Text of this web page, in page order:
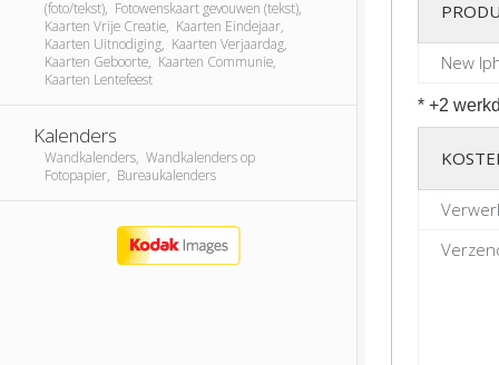
(foto/tekst), Fotowenskaart gevouwen (tekst),
Kaarten Vrije Creatie, Kaarten Eindejaar,
Kaarten Uitnodiging, Kaarten Verjaardag,
Kaarten Geboorte, Kaarten Communie,
Kaarten Lentefeest
Kalenders
Wandkalenders, Wandkalenders op
Fotopapier, Bureaukalenders
New
* +2